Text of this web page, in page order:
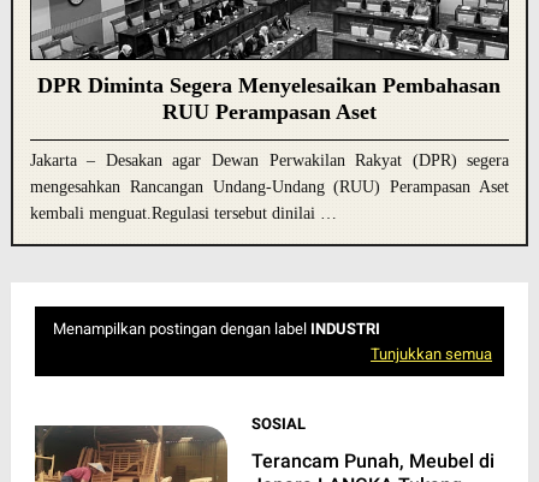
DPR Diminta Segera Menyelesaikan Pembahasan
RUU Perampasan Aset
Jakarta – Desakan agar Dewan Perwakilan Rakyat (DPR) segera
mengesahkan Rancangan Undang-Undang (RUU) Perampasan Aset
kembali menguat.Regulasi tersebut dinilai …
Menampilkan postingan dengan label INDUSTRI
Tunjukkan semua
SOSIAL
Terancam Punah, Meubel di